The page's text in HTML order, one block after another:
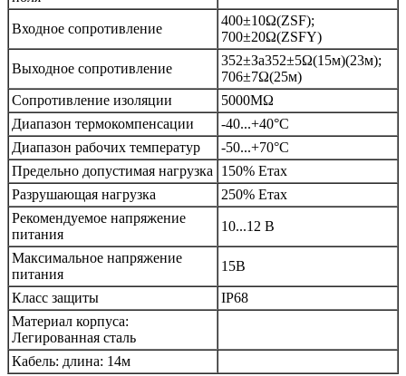
Входное сопротивление
400±10Ω(ZSF);
700±20Ω(ZSFY)
Выходное сопротивление
352±За352±5Ω(15м)(23м);
706±7Ω(25м)
Сопротивление изоляции
5000МΩ
Диапазон термокомпенсации
-40...+40°С
Диапазон рабочих температур
-50...+70°С
Предельно допустимая нагрузка
150% Етах
Разрушающая нагрузка
250% Етах
Рекомендуемое напряжение
питания
10...12 В
Максимальное напряжение
питания
15В
Класс защиты
IР68
Материал корпуса:
Легированная сталь
Кабель: длина: 14м